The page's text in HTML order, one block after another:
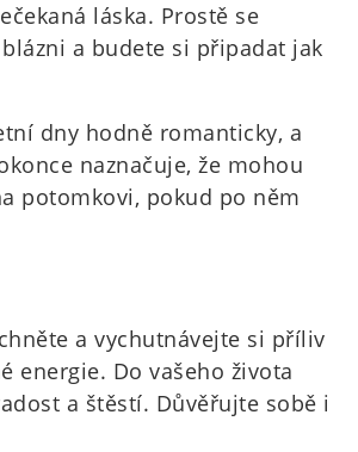
láska. Prostě se
a budete si připadat jak
dny hodně romanticky, a
naznačuje, že mohou
potomkovi, pokud po něm
a vychutnávejte si příliv
energie. Do vašeho života
a štěstí. Důvěřujte sobě i